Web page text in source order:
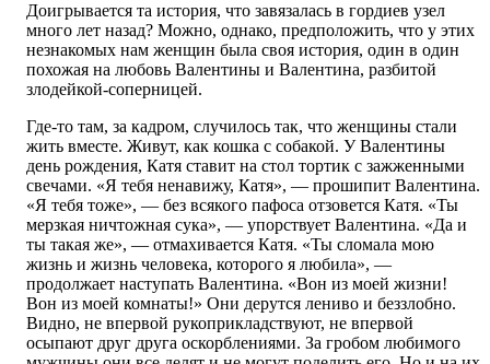
Доигрывается та история, что завязалась в гордиев узел
много лет назад? Можно, однако, предположить, что у этих
незнакомых нам женщин была своя история, один в один
похожая на любовь Валентины и Валентина, разбитой
злодейкой-соперницей.
Где-то там, за кадром, случилось так, что женщины стали
жить вместе. Живут, как кошка с собакой. У Валентины
день рождения, Катя ставит на стол тортик с зажженными
свечами. «Я тебя ненавижу, Катя», — прошипит Валентина.
«Я тебя тоже», — без всякого пафоса отзовется Катя. «Ты
мерзкая ничтожная сука», — упорствует Валентина. «Да и
ты такая же», — отмахивается Катя. «Ты сломала мою
жизнь и жизнь человека, которого я любила», —
продолжает наступать Валентина. «Вон из моей жизни!
Вон из моей комнаты!» Они дерутся лениво и беззлобно.
Видно, не впервой рукоприкладствуют, не впервой
осыпают друг друга оскорблениями. За гробом любимого